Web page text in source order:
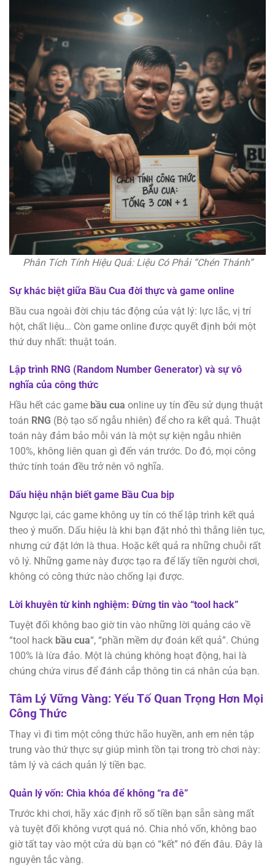
Phân Tích Tính Hiệu Quả: Liệu Có Phải “Chén Thánh”
Sự khác biệt giữa Bầu Cua đời thực và game online
Bầu cua ngoài đời chịu tác động của vật lý: lực lắc, vị trí
hột, chất liệu… Còn game online được quyết định bởi một
thứ duy nhất: thuật toán.
Lập trình RNG (Random Number Generator) và sự vô
nghĩa của công thức
Hầu hết các game bầu cua online uy tín đều sử dụng thuật
toán RNG (Bộ tạo số ngẫu nhiên) để cho ra kết quả. Thuật
toán này đảm bảo mỗi ván là một sự kiện ngẫu nhiên
100%, không liên quan gì đến ván trước. Do đó, mọi công
thức tính toán đều trở nên vô nghĩa.
Dấu hiệu nhận biết game Bầu Cua bịp
Ngược lại, các game không uy tín có thể lập trình kết quả
theo ý muốn. Dấu hiệu là khi bạn đặt nhỏ thì thắng liên tục,
nhưng cứ đặt lớn là thua. Hoặc kết quả ra những chuỗi rất
vô lý. Những game này được tạo ra để lấy tiền người chơi,
không có công thức nào chống lại được.
Lời khuyên từ kinh nghiệm: Đừng tin vào “tool hack”
Tuyệt đối không bao giờ tin vào những lời quảng cáo về
“tool hack bầu cua“, “phần mềm dự đoán kết quả”. Chúng
100% là lừa đảo. Một là chúng không hoạt động, hai là
chúng chứa virus để đánh cắp thông tin cá nhân của bạn.
Tâm Lý Vững Vàng: Yếu Tố Quan Trọng Hơn Mọi
Công Thức
Thay vì đi tìm một công thức hão huyền, anh em nên tập
trung vào thứ thực sự giúp mình tồn tại trong trò chơi này:
tâm lý và cách quản lý tiền bạc.
Quản lý vốn: Chìa khóa để không “ra đê”
Trước khi chơi, hãy xác định rõ số tiền bạn sẵn sàng mất
và tuyệt đối không vượt quá nó. Chia nhỏ vốn, không bao
giờ tất tay vào một cửa dù bạn có “kết” nó đến đâu. Đây là
nguyên tắc vàng.